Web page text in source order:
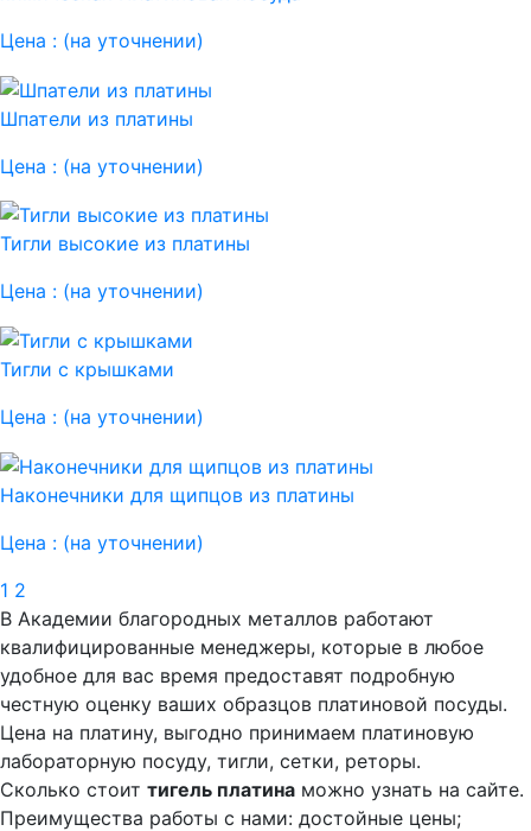
Цена : (на уточнении)
Шпатели из платины
Цена : (на уточнении)
Тигли высокие из платины
Цена : (на уточнении)
Тигли с крышками
Цена : (на уточнении)
Наконечники для щипцов из платины
Цена : (на уточнении)
1 2
В Академии благородных металлов работают
квалифицированные менеджеры, которые в любое
удобное для вас время предоставят подробную
честную оценку ваших образцов платиновой посуды.
Цена на платину, выгодно принимаем платиновую
лабораторную посуду, тигли, сетки, реторы.
Сколько стоит тигель платина можно узнать на сайте.
Преимущества работы с нами: достойные цены;